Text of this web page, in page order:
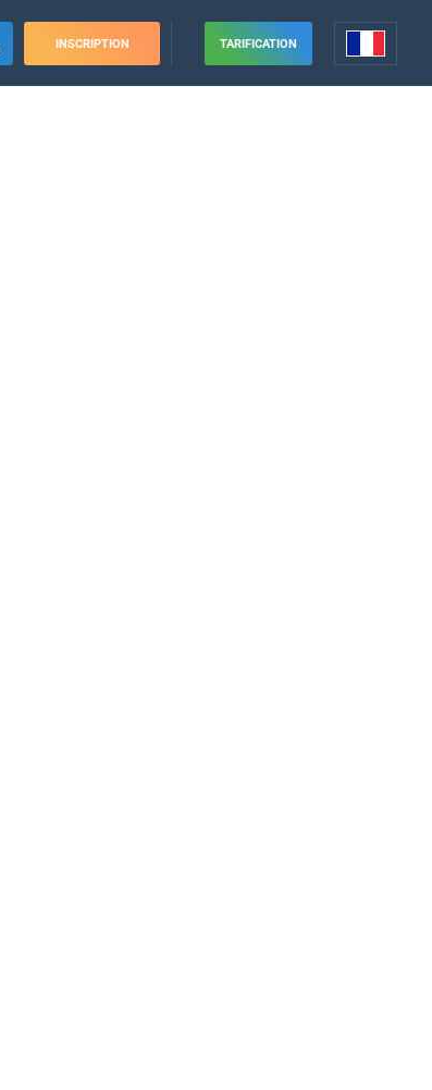
INSCRIPTION TARIFICATION